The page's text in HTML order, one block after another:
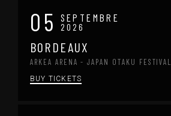
05 SEPTEMBRE
2026
BORDEAUX
ARKEA ARENA - JAPAN OTAKU FESTIVAL
BUY TICKETS